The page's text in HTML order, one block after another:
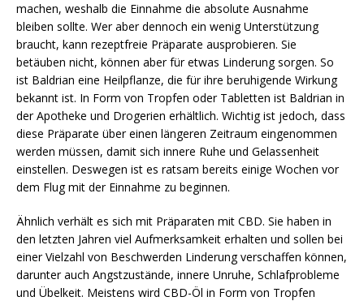
machen, weshalb die Einnahme die absolute Ausnahme
bleiben sollte. Wer aber dennoch ein wenig Unterstützung
braucht, kann rezeptfreie Präparate ausprobieren. Sie
betäuben nicht, können aber für etwas Linderung sorgen. So
ist Baldrian eine Heilpflanze, die für ihre beruhigende Wirkung
bekannt ist. In Form von Tropfen oder Tabletten ist Baldrian in
der Apotheke und Drogerien erhältlich. Wichtig ist jedoch, dass
diese Präparate über einen längeren Zeitraum eingenommen
werden müssen, damit sich innere Ruhe und Gelassenheit
einstellen. Deswegen ist es ratsam bereits einige Wochen vor
dem Flug mit der Einnahme zu beginnen.
Ähnlich verhält es sich mit Präparaten mit CBD. Sie haben in
den letzten Jahren viel Aufmerksamkeit erhalten und sollen bei
einer Vielzahl von Beschwerden Linderung verschaffen können,
darunter auch Angstzustände, innere Unruhe, Schlafprobleme
und Übelkeit. Meistens wird CBD-Öl in Form von Tropfen